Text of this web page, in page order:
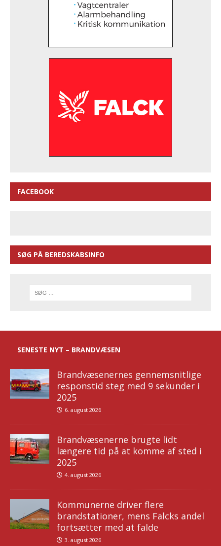
FACEBOOK
SØG PÅ BEREDSKABSINFO
SENESTE NYT – BRANDVÆSEN
Brandvæsenernes gennemsnitlige
responstid steg med 9 sekunder i
2025
6. august 2026
Brandvæsenerne brugte lidt
længere tid på at komme af sted i
2025
4. august 2026
Kommunerne driver flere
brandstationer, mens Falcks andel
fortsætter med at falde
3. august 2026